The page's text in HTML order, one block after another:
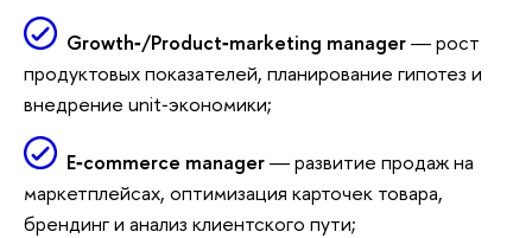
Growth‑/Product‑marketing manager― рост
продуктовых показателей, планирование гипотез и
внедрение unit‑экономики;
E‑commerce manager― развитие продаж на
маркетплейсах, оптимизация карточек товара,
брендинг и анализ клиентского пути;